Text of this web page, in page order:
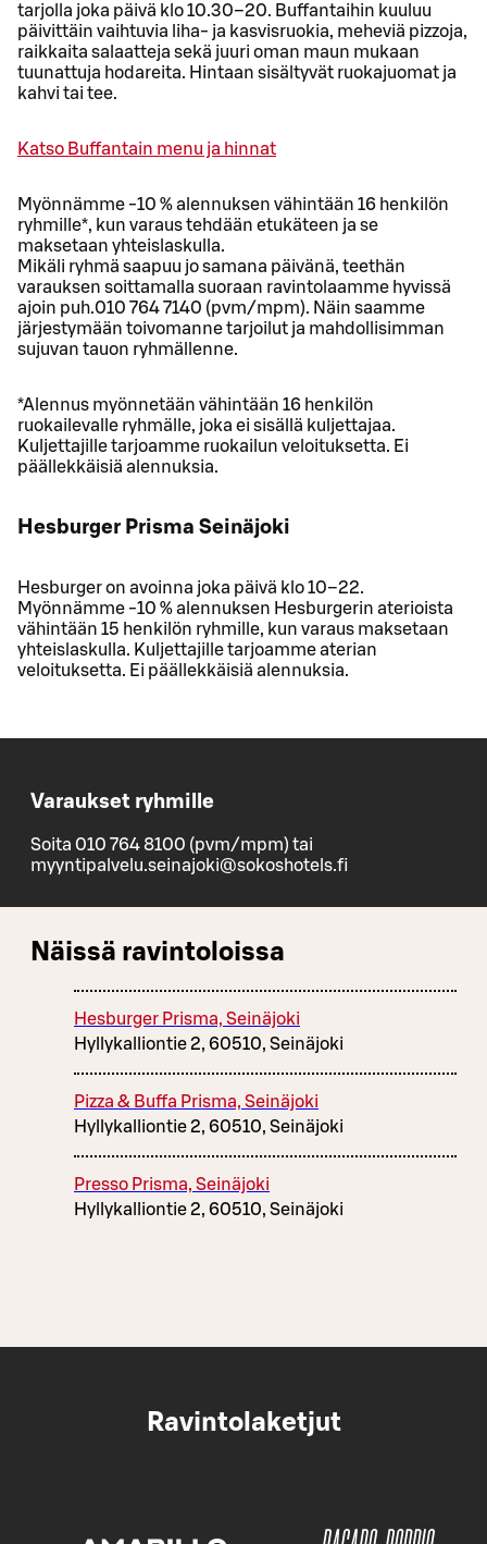
tarjolla joka päivä klo 10.30–20. Buffantaihin kuuluu
päivittäin vaihtuvia liha- ja kasvisruokia, meheviä pizzoja,
raikkaita salaatteja sekä juuri oman maun mukaan
tuunattuja hodareita. Hintaan sisältyvät ruokajuomat ja
kahvi tai tee.
Katso Buffantain menu ja hinnat
Myönnämme -10 % alennuksen vähintään 16 henkilön
ryhmille*, kun varaus tehdään etukäteen ja se
maksetaan yhteislaskulla.
Mikäli ryhmä saapuu jo samana päivänä, teethän
varauksen soittamalla suoraan ravintolaamme hyvissä
ajoin puh.010 764 7140 (pvm/mpm). Näin saamme
järjestymään toivomanne tarjoilut ja mahdollisimman
sujuvan tauon ryhmällenne.
*Alennus myönnetään vähintään 16 henkilön
ruokailevalle ryhmälle, joka ei sisällä kuljettajaa.
Kuljettajille tarjoamme ruokailun veloituksetta. Ei
päällekkäisiä alennuksia.
Hesburger Prisma Seinäjoki
Hesburger on avoinna joka päivä klo 10–22.
Myönnämme -10 % alennuksen Hesburgerin aterioista
vähintään 15 henkilön ryhmille, kun varaus maksetaan
yhteislaskulla. Kuljettajille tarjoamme aterian
veloituksetta. Ei päällekkäisiä alennuksia.
Varaukset ryhmille
Soita 010 764 8100 (pvm/mpm) tai
myyntipalvelu.seinajoki@sokoshotels.fi
Näissä ravintoloissa
Hesburger Prisma, Seinäjoki
Hyllykalliontie 2, 60510, Seinäjoki
Pizza & Buffa Prisma, Seinäjoki
Hyllykalliontie 2, 60510, Seinäjoki
Presso Prisma, Seinäjoki
Hyllykalliontie 2, 60510, Seinäjoki
Ravintolaketjut